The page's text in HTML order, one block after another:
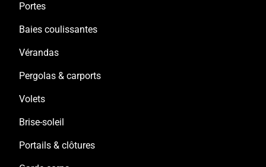
Portes
Baies coulissantes
Vérandas
Pergolas & carports
Volets
Brise-soleil
Portails & clôtures